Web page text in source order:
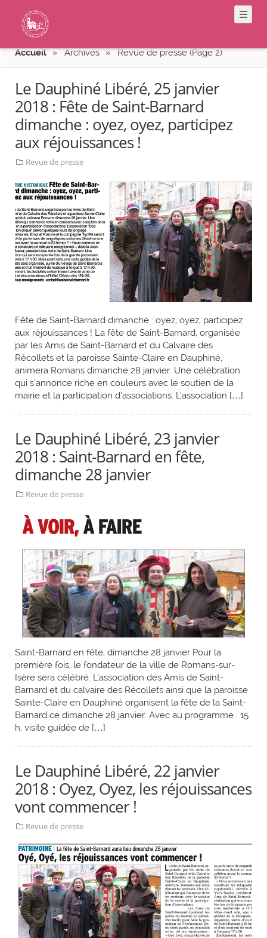
Accueil » Archives » Revue de presse (Page 2)
Le Dauphiné Libéré, 25 janvier
2018 : Fête de Saint-Barnard
dimanche : oyez, oyez, participez
aux réjouissances !
Revue de presse
Fête de Saint-Barnard dimanche : oyez, oyez, participez
aux réjouissances ! La fête de Saint-Barnard, organisée
par les Amis de Saint-Barnard et du Calvaire des
Récollets et la paroisse Sainte-Claire en Dauphiné,
animera Romans dimanche 28 janvier. Une célébration
qui s’annonce riche en couleurs avec le soutien de la
mairie et la participation d’associations. L’association […]
Le Dauphiné Libéré, 23 janvier
2018 : Saint-Barnard en fête,
dimanche 28 janvier
Revue de presse
Saint-Barnard en fête, dimanche 28 janvier Pour la
première fois, le fondateur de la ville de Romans-sur-
Isère sera célébré. L’association des Amis de Saint-
Barnard et du calvaire des Récollets ainsi que la paroisse
Sainte-Claire en Dauphiné organisent la fête de la Saint-
Barnard ce dimanche 28 janvier. Avec au programme : 15
h, visite guidée de […]
Le Dauphiné Libéré, 22 janvier
2018 : Oyez, Oyez, les réjouissances
vont commencer !
Revue de presse